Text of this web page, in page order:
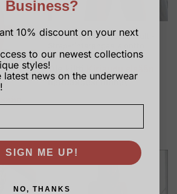
Pitsi Body-puku, jossa Multi-
muotoilu
Ole kiltti
nähdäksesi hinnat.
Business?
10% discount on your next
to our newest collections
styles!
latest news on the underwear
SIGN ME UP!
NO, THANKS